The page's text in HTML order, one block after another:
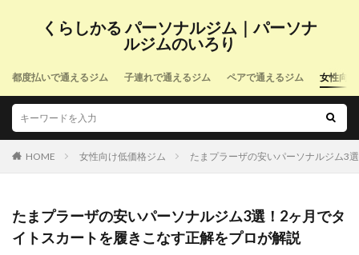
くらしかる パーソナルジム｜パーソナ
ルジムのいろり
都度払いで通えるジム 子連れで通えるジム ペアで通えるジム 女性向
HOME 女性向け低価格ジム たまプラーザの安いパーソナルジム3
たまプラーザの安いパーソナルジム3選！2ヶ月でタ
イトスカートを履きこなす正解をプロが解説